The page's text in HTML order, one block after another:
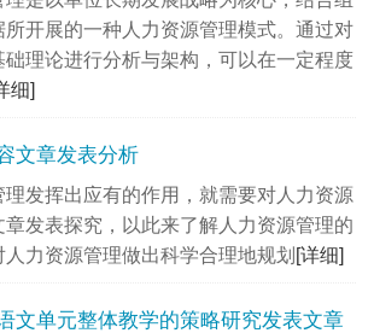
开展的一种人力资源管理模式。通过对
理论进行分析与架构，可以在一定程度
细]
文章发表分析
理发挥出应有的作用，就需要对人力资源
发表​探究，以此来了解人力资源管理的
力资源管理做出科学合理地规划 [详细]
文单元整体教学的策略研究发表文章